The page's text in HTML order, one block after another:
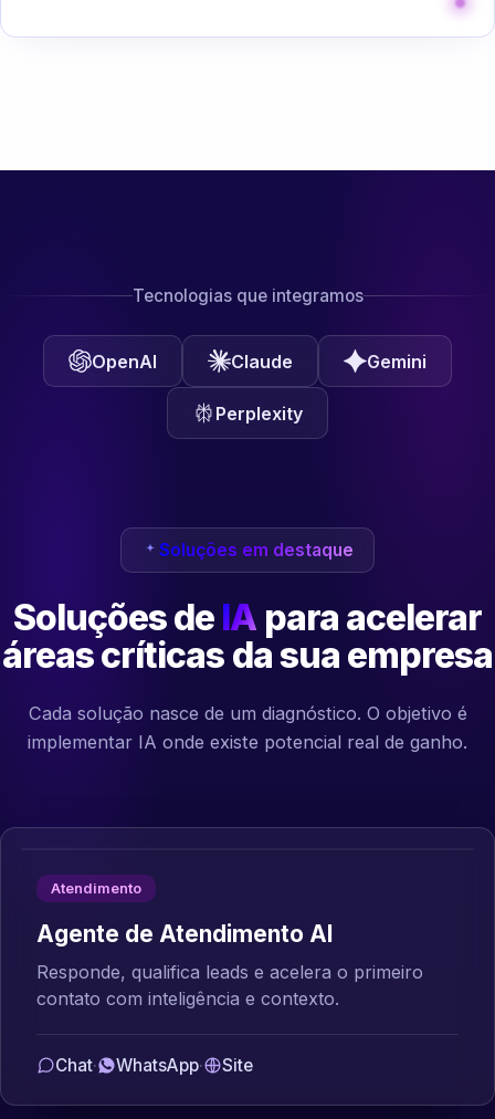
Tecnologias que integramos
OpenAI Claude Gemini
Perplexity
Soluções em destaque
Soluções de IA para acelerar
áreas críticas da sua empresa
Cada solução nasce de um diagnóstico. O objetivo é
implementar IA onde existe potencial real de ganho.
Atendimento
Agente de Atendimento AI
Responde, qualifica leads e acelera o primeiro
contato com inteligência e contexto.
Chat· WhatsApp· Site